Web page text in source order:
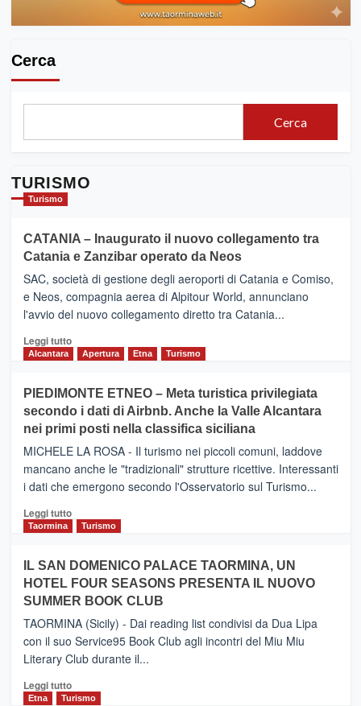
Cerca
Cerca
TURISMO
Turismo
CATANIA – Inaugurato il nuovo collegamento tra
Catania e Zanzibar operato da Neos
SAC, società di gestione degli aeroporti di Catania e Comiso,
e Neos, compagnia aerea di Alpitour World, annunciano
l'avvio del nuovo collegamento diretto tra Catania...
Leggi tuttoLeggi
CATANIA
–
Inaugurato
il
nuovo
collegamento
tra
e
Zanzibar
da
Neos
Alcantara Apertura Etna Turismo
PIEDIMONTE ETNEO – Meta turistica privilegiata
secondo i dati di Airbnb. Anche la Valle Alcantara
nei primi posti nella classifica siciliana
MICHELE LA ROSA - Il turismo nei piccoli comuni, laddove
mancano anche le "tradizionali" strutture ricettive. Interessanti
i dati che emergono secondo l'Osservatorio sul Turismo...
Leggi tuttoLeggi
PIEDIMONTE
ETNEO
–
Meta
turistica
privilegiata
secondo
dati
Taormina Turismo
IL SAN DOMENICO PALACE TAORMINA, UN
HOTEL FOUR SEASONS PRESENTA IL NUOVO
SUMMER BOOK CLUB
TAORMINA (Sicily) - Dai reading list condivisi da Dua Lipa
con il suo Service95 Book Club agli incontri del Miu Miu
Literary Club durante il...
Leggi tuttoLeggi
di
Etna Turismo